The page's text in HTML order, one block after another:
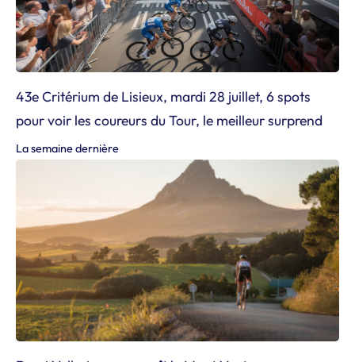
43e Critérium de Lisieux, mardi 28 juillet, 6 spots
pour voir les coureurs du Tour, le meilleur surprend
La semaine dernière